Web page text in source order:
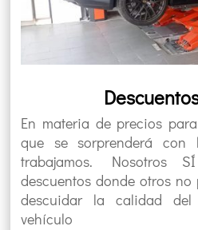
En materia de precios
que se sorprenderá con
trabajamos. Nosotros
descuentos donde otros
descuidar la calidad
vehículo